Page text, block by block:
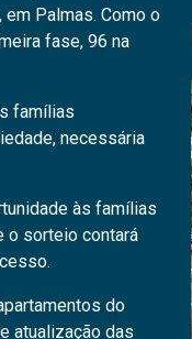
Palmas. Como o
fase, 96 na
famílias
necessária
às famílias
o sorteio contará
do
atualização das